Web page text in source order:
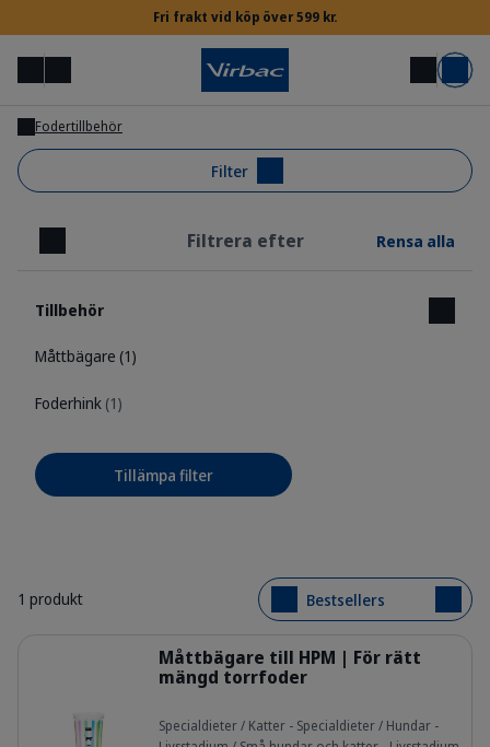
Fri frakt vid köp över 599 kr.
MenySök Mitt konto Varukorg
Inloggning för veterinärer & djursjukskötare
Behöver du hjälp?
Fodertillbehör
Filter
Stäng Filtrera efter Rensa alla
Tillbehör
Måttbägare (1)
Foderhink (1)
Tillämpa filter
1 produkt Bestsellers
Måttbägare till HPM | För rätt
mängd torrfoder
Specialdieter / Katter - Specialdieter / Hundar -